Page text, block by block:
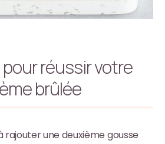
réussir votre
brûlée
rajouter une deuxième gousse